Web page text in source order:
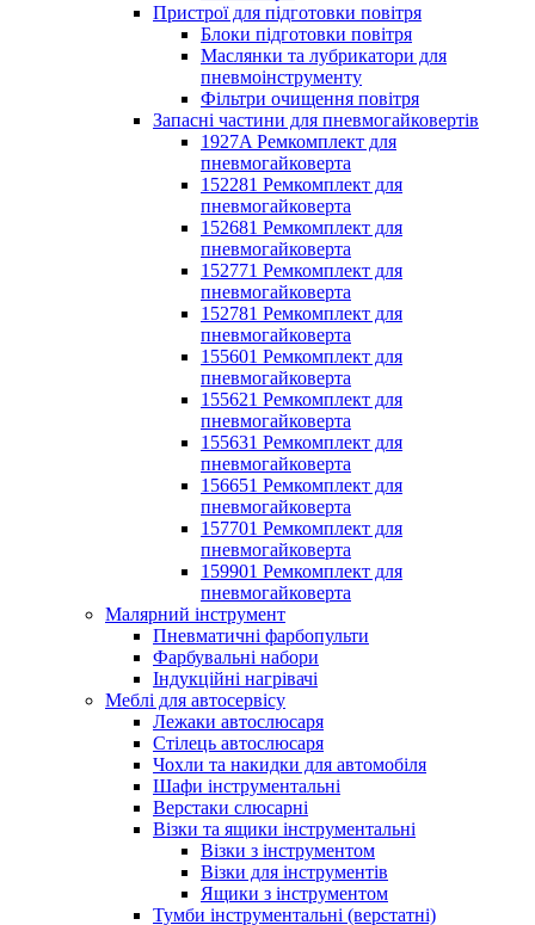
Пристрої для підготовки повітря
Блоки підготовки повітря
Маслянки та лубрикатори для
пневмоінструменту
Фільтри очищення повітря
Запасні частини для пневмогайковертів
1927A Ремкомплект для
пневмогайковерта
152281 Ремкомплект для
пневмогайковерта
152681 Ремкомплект для
пневмогайковерта
152771 Ремкомплект для
пневмогайковерта
152781 Ремкомплект для
пневмогайковерта
155601 Ремкомплект для
пневмогайковерта
155621 Ремкомплект для
пневмогайковерта
155631 Ремкомплект для
пневмогайковерта
156651 Ремкомплект для
пневмогайковерта
157701 Ремкомплект для
пневмогайковерта
159901 Ремкомплект для
пневмогайковерта
Малярний інструмент
Пневматичні фарбопульти
Фарбувальні набори
Індукційні нагрівачі
Меблі для автосервісу
Лежаки автослюсаря
Стілець автослюсаря
Чохли та накидки для автомобіля
Шафи інструментальні
Верстаки слюсарні
Візки та ящики інструментальні
Візки з інструментом
Візки для інструментів
Ящики з інструментом
Тумби інструментальні (верстатні)